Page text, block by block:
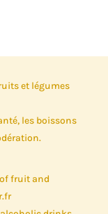
et légumes
les boissons
fruit and